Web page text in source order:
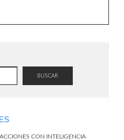
BUSCAR
CON INTELIGENCIA